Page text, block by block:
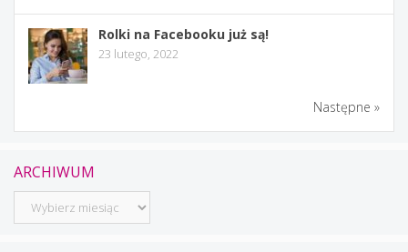
Rolki na Facebooku już są!
23 lutego, 2022
Następne »
ARCHIWUM
Archiwum